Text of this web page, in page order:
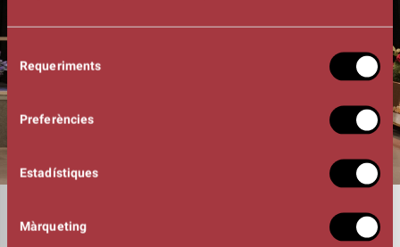
de
consentiment
Requeriments
Preferències
Estadístiques
Màrqueting
01:25h